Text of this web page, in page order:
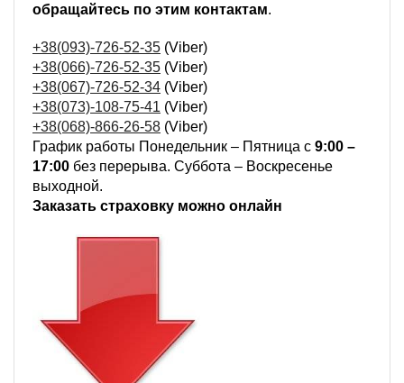
обращайтесь по этим контактам.
+38(093)-726-52-35 (Viber)
+38(066)-726-52-35 (Viber)
+38(067)-726-52-34 (Viber)
+38(073)-108-75-41 (Viber)
+38(068)-866-26-58 (Viber)
График работы Понедельник – Пятница с 9:00 –
17:00 без перерыва. Суббота – Воскресенье
выходной.
Заказать страховку можно онлайн